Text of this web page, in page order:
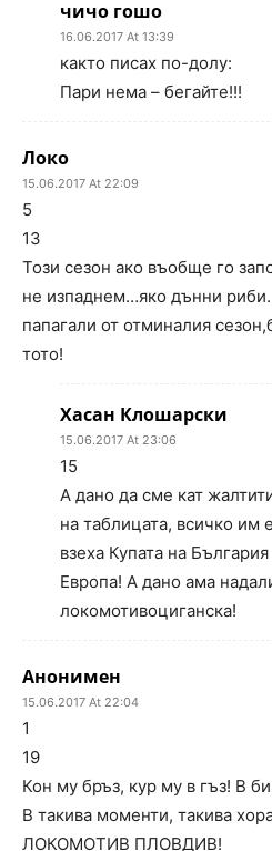
чичо гошо
16.06.2017 At 13:39
както писах по-долу:
Пари нема – бегайте!!!
Локо
15.06.2017 At 22:09
5
13
Този сезон ако въобще го
не изпаднем…яко дънни
папагали от отминалия
тото!
Хасан Клошарски
15.06.2017 At 23:06
15
А дано да сме кат
на таблицата, всичко им
взеха Купата на
Европа! А дано ама
локомотивоциганска!
Анонимен
15.06.2017 At 22:04
1
19
Кон му бръз, кур му в гъз! В
В такива моменти, такива
ЛОКОМОТИВ ПЛОВДИВ!